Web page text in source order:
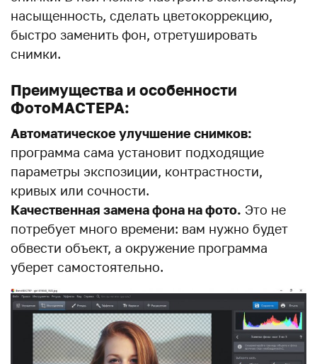
насыщенность, сделать цветокоррекцию,
быстро заменить фон, отретушировать
снимки.
Преимущества и особенности
ФотоМАСТЕРА:
Автоматическое улучшение снимков:
программа сама установит подходящие
параметры экспозиции, контрастности,
кривых или сочности.
Качественная замена фона на фото. Это не
потребует много времени: вам нужно будет
обвести объект, а окружение программа
уберет самостоятельно.